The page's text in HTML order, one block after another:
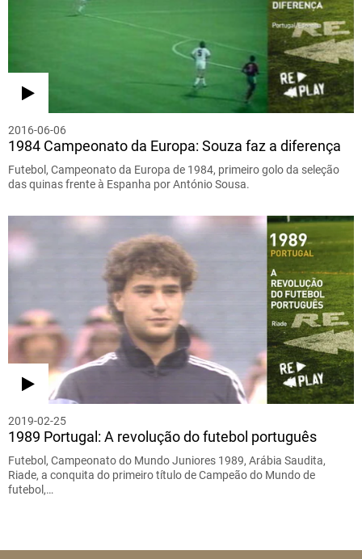
2016-06-06
1984 Campeonato da Europa: Souza faz a diferença
Futebol, Campeonato da Europa de 1984, primeiro golo da seleção
das quinas frente à Espanha por António Sousa.
2019-02-25
1989 Portugal: A revolução do futebol português
Futebol, Campeonato do Mundo Juniores 1989, Arábia Saudita,
Riade, a conquita do primeiro título de Campeão do Mundo de
futebol,…